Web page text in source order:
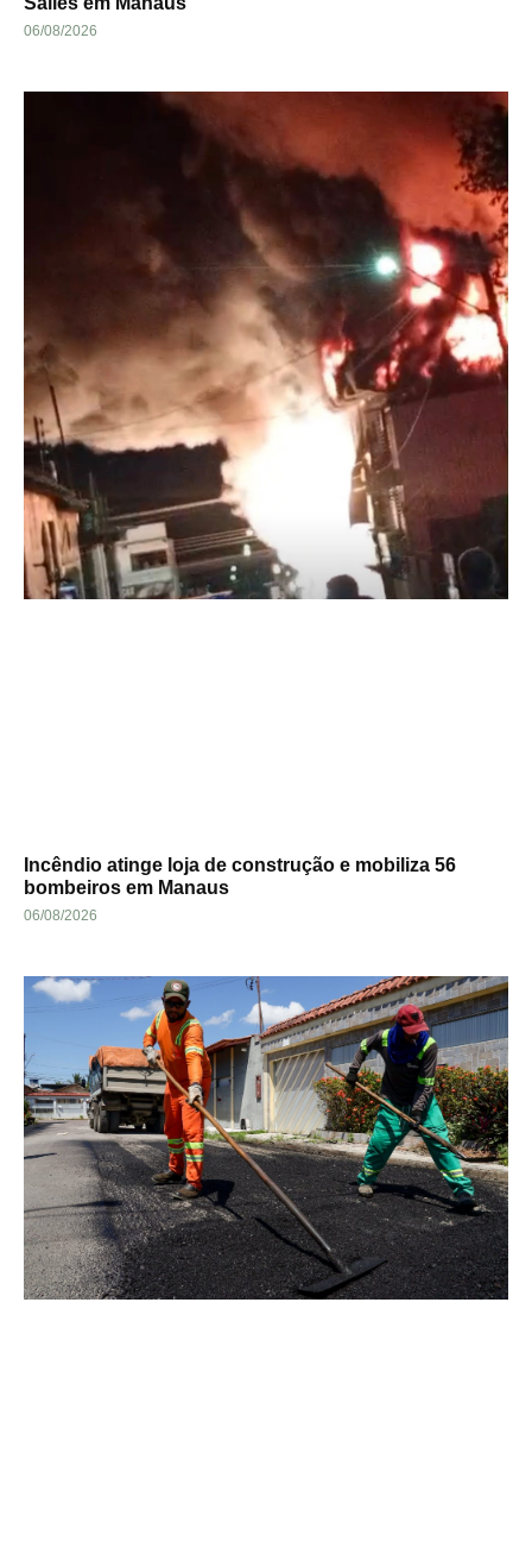
06/08/2026
Incêndio atinge loja de construção e mobiliza 56
bombeiros em Manaus
06/08/2026